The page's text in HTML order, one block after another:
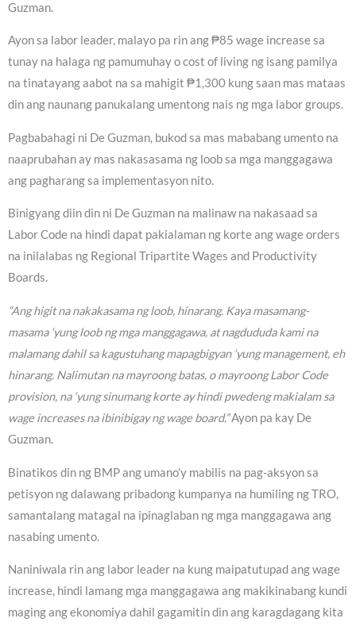
Guzman.
Ayon sa labor leader, malayo pa rin ang ₱85 wage increase sa
tunay na halaga ng pamumuhay o cost of living ng isang pamilya
na tinatayang aabot na sa mahigit ₱1,300 kung saan mas mataas
din ang naunang panukalang umentong nais ng mga labor groups.
Pagbabahagi ni De Guzman, bukod sa mas mababang umento na
naaprubahan ay mas nakasasama ng loob sa mga manggagawa
ang pagharang sa implementasyon nito.
Binigyang diin din ni De Guzman na malinaw na nakasaad sa
Labor Code na hindi dapat pakialaman ng korte ang wage orders
na inilalabas ng Regional Tripartite Wages and Productivity
Boards.
“Ang higit na nakakasama ng loob, hinarang. Kaya masamang-
masama ‘yung loob ng mga manggagawa, at nagdududa kami na
malamang dahil sa kagustuhang mapagbigyan ‘yung management, eh
hinarang. Nalimutan na mayroong batas, o mayroong Labor Code
provision, na ‘yung sinumang korte ay hindi pwedeng makialam sa
wage increases na ibinibigay ng wage board.”Ayon pa kay De
Guzman.
Binatikos din ng BMP ang umano’y mabilis na pag-aksyon sa
petisyon ng dalawang pribadong kumpanya na humiling ng TRO,
samantalang matagal na ipinaglaban ng mga manggagawa ang
nasabing umento.
Naniniwala rin ang labor leader na kung maipatutupad ang wage
increase, hindi lamang mga manggagawa ang makikinabang kundi
maging ang ekonomiya dahil gagamitin din ang karagdagang kita